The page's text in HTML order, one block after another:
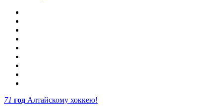
71 год Алтайскому хоккею!